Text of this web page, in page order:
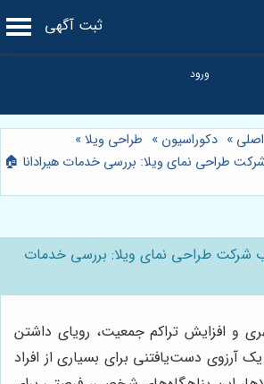
ثبت آگهی
» دکوراسیون » طراحی ویلا»
طراحی نمای ویلا: بررسی خدمات هیرادانا 🏠
شرکت طراحی نمای ویلا: بررسی خدمات
و افزایش تراکم جمعیت، رویای داشتن
آرزوی دست‌یافتنی برای بسیاری از افراد